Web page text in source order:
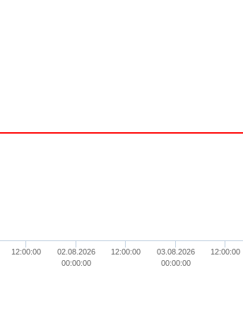
12:00:00
02.08.2026
00:00:00
12:00:00
03.08.2026
00:00:00
12:00:00